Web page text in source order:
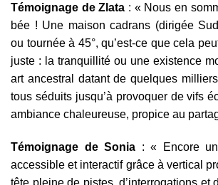
Témoignage de Zlata : « Nous en
bée ! Une maison cadrans (dirigée
ou tournée à 45°, qu’est-ce que cela
juste : la tranquillité ou une existence
art ancestral datant de quelques
tous séduits jusqu’à provoquer de vifs
ambiance chaleureuse, propice au
Témoignage de Sonia : « Encore
accessible et interactif grâce à vertical
tête pleine de pistes, d’interrogations et